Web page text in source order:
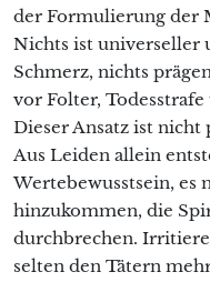
der Formulierung der
Nichts ist universeller
Schmerz, nichts
vor Folter,
Dieser Ansatz ist
Aus Leiden allein
Wertebewusstsein, es
hinzukommen, die
durchbrechen.
selten den Tätern